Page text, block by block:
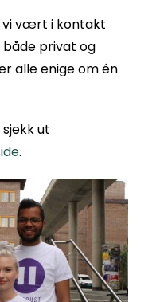
vi vært i kontakt
både privat og
alle enige om én
ut
.